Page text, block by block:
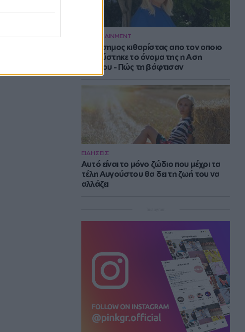
ENTERTAINMENT
Ο διάσημος κιθαρίστας απο τον οποιο
εμπνεύστηκε το όνομα της η Αση
Μπήλιου - Πώς τη βάφτισαν
ΕΙΔΗΣΕΙΣ
Αυτό είναι το μόνο ζώδιο που μέχρι τα
τέλη Αυγούστου θα δει τη ζωή του να
αλλάζει